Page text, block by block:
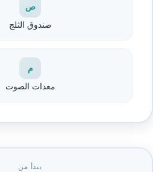
ص
صندوق الثلج
م
معدات الصوت
يبدأ من